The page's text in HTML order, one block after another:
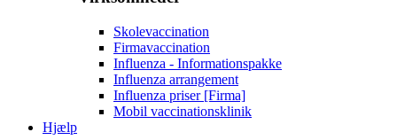
Skolevaccination
Firmavaccination
Influenza - Informationspakke
Influenza arrangement
Influenza priser [Firma]
Mobil vaccinationsklinik
Hjælp